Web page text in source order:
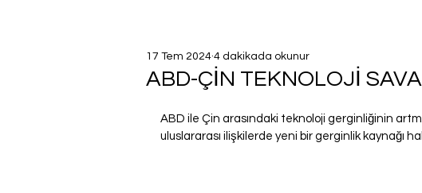
ABD-ÇİN TEKNOLOJİ
17 Tem 2024 4 dakikada okunur
ABD ile Çin arasındaki teknoloji gerginliğinin
uluslararası ilişkilerde yeni bir gerginlik kaynağı